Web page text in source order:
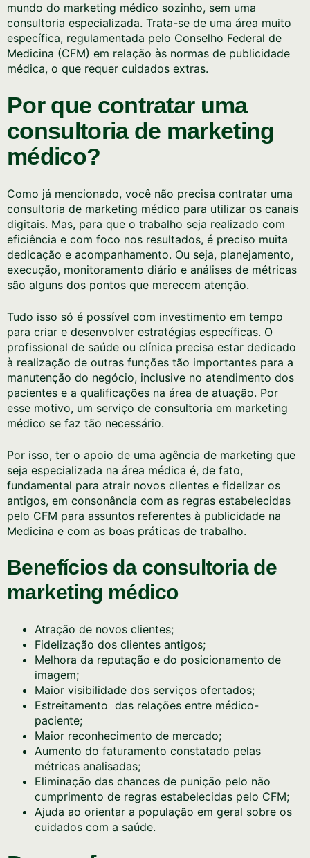
mundo do marketing médico sozinho, sem uma
consultoria especializada. Trata-se de uma área muito
específica, regulamentada pelo Conselho Federal de
Medicina (CFM) em relação às normas de publicidade
médica, o que requer cuidados extras.
Por que contratar uma
consultoria de marketing
médico?
Como já mencionado, você não precisa contratar uma
consultoria de marketing médico para utilizar os canais
digitais. Mas, para que o trabalho seja realizado com
eficiência e com foco nos resultados, é preciso muita
dedicação e acompanhamento. Ou seja, planejamento,
execução, monitoramento diário e análises de métricas
são alguns dos pontos que merecem atenção.
Tudo isso só é possível com investimento em tempo
para criar e desenvolver estratégias específicas. O
profissional de saúde ou clínica precisa estar dedicado
à realização de outras funções tão importantes para a
manutenção do negócio, inclusive no atendimento dos
pacientes e a qualificações na área de atuação. Por
esse motivo, um serviço de consultoria em marketing
médico se faz tão necessário.
Por isso, ter o apoio de uma agência de marketing que
seja especializada na área médica é, de fato,
fundamental para atrair novos clientes e fidelizar os
antigos, em consonância com as regras estabelecidas
pelo CFM para assuntos referentes à publicidade na
Medicina e com as boas práticas de trabalho.
Benefícios da consultoria de
marketing médico
Atração de novos clientes;
Fidelização dos clientes antigos;
Melhora da reputação e do posicionamento de
imagem;
Maior visibilidade dos serviços ofertados;
Estreitamento das relações entre médico-
paciente;
Maior reconhecimento de mercado;
Aumento do faturamento constatado pelas
métricas analisadas;
Eliminação das chances de punição pelo não
cumprimento de regras estabelecidas pelo CFM;
Ajuda ao orientar a população em geral sobre os
cuidados com a saúde.